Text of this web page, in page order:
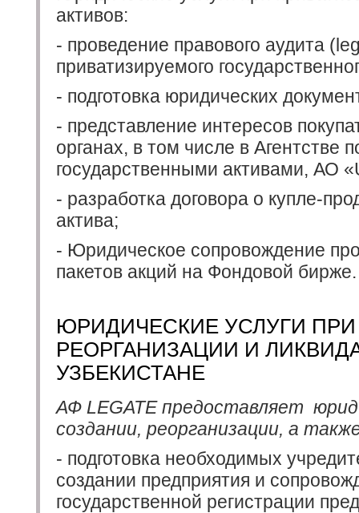
активов:
- проведение правового аудита
приватизируемого
- подготовка юридических
- представление интересов
органах, в том числе в Агентстве
государственными активами, АО
- разработка договора о купле-
актива;
- Юридическое сопровождение
пакетов акций на Фондовой бирже.
ЮРИДИЧЕСКИЕ УСЛУГИ
РЕОРГАНИЗАЦИИ И
УЗБЕКИСТАНЕ
АФ LEGATE предоставляет
создании, реорганизации, а
- подготовка необходимых
создании предприятия и
государственной регистрации